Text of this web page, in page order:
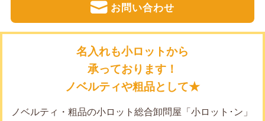
お問い合わせ
名入れも小ロットから
承っております！
ノベルティや粗品として★
ノベルティ・粗品の小ロット総合卸問屋「小ロット･ン」